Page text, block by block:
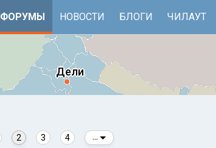
ФОРУМЫ НОВОСТИ БЛОГИ ЧИЛАУТ
2 3 4